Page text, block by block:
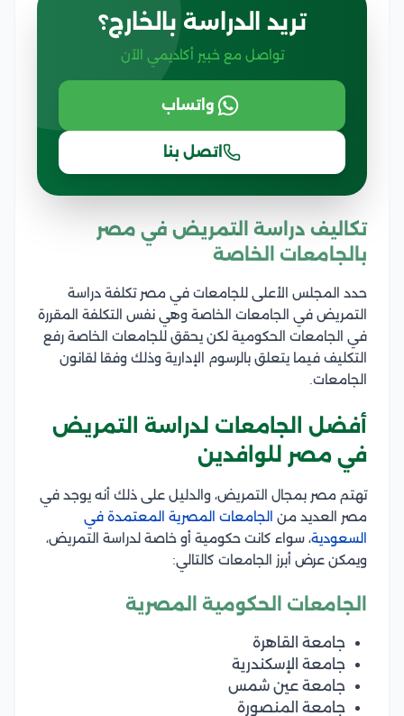
تريد الدراسة بالخارج؟
تواصل مع خبير أكاديمي الآن
واتساب
اتصل بنا
تكاليف دراسة التمريض في مصر
بالجامعات الخاصة
حدد المجلس الأعلى للجامعات في مصر تكلفة دراسة
التمريض في الجامعات الخاصة وهي نفس التكلفة المقررة
في الجامعات الحكومية لكن يحقق للجامعات الخاصة رفع
التكليف فيما يتعلق بالرسوم الإدارية وذلك وفقا لقانون
الجامعات.
أفضل الجامعات لدراسة التمريض
في مصر للوافدين
تهتم مصر بمجال التمريض، والدليل على ذلك أنه يوجد في
مصر العديد من
الجامعات المصرية المعتمدة في
السعودية، سواء كانت حكومية أو خاصة لدراسة التمريض،
ويمكن عرض أبرز الجامعات كالتالي:
الجامعات الحكومية المصرية
جامعة القاهرة
جامعة الإسكندرية
جامعة عين شمس
جامعة المنصورة